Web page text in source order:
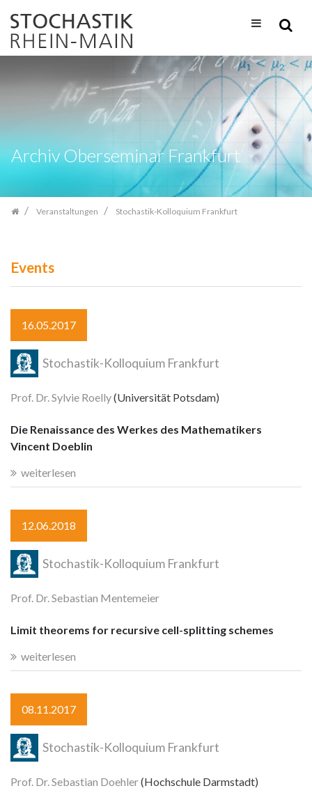
Inhalt
springen
Archiv Oberseminar Frankfurt
Veranstaltungen Stochastik-Kolloquium Frankfurt
Events
16.05.2017
Stochastik-Kolloquium Frankfurt
Prof. Dr. Sylvie Roelly(Universität Potsdam)
Die Renaissance des Werkes des Mathematikers
Vincent Doeblin
weiterlesen
12.06.2018
Stochastik-Kolloquium Frankfurt
Prof. Dr. Sebastian Mentemeier
Limit theorems for recursive cell-splitting schemes
weiterlesen
08.11.2017
Stochastik-Kolloquium Frankfurt
Prof. Dr. Sebastian Doehler(Hochschule Darmstadt)